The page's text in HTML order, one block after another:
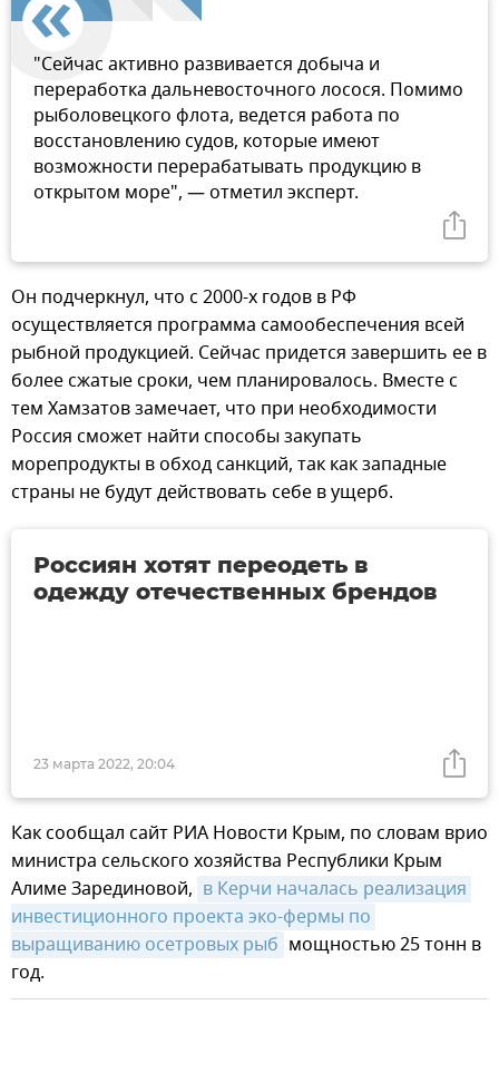
"Сейчас активно развивается добыча и
переработка дальневосточного лосося. Помимо
рыболовецкого флота, ведется работа по
восстановлению судов, которые имеют
возможности перерабатывать продукцию в
открытом море", — отметил эксперт.
Он подчеркнул, что с 2000-х годов в РФ
осуществляется программа самообеспечения всей
рыбной продукцией. Сейчас придется завершить ее в
более сжатые сроки, чем планировалось. Вместе с
тем Хамзатов замечает, что при необходимости
Россия сможет найти способы закупать
морепродукты в обход санкций, так как западные
страны не будут действовать себе в ущерб.
23 марта 2022, 20:04
Россиян хотят переодеть в
одежду отечественных брендов
Как сообщал сайт РИА Новости Крым, по словам врио
министра сельского хозяйства Республики Крым
Алиме Зарединовой, в Керчи началась реализация
инвестиционного проекта эко-фермы по
выращиванию осетровых рыб мощностью 25 тонн в
год.